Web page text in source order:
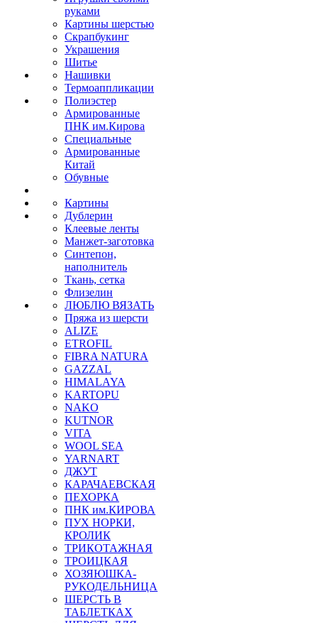
руками
Картины шерстью
Скрапбукинг
Украшения
Шитье
Нашивки
Термоаппликации
Полиэстер
Армированные
ПНК им.Кирова
Специальные
Армированные
Китай
Обувные
Картины
Дублерин
Клеевые ленты
Манжет-заготовка
Синтепон,
наполнитель
Ткань, сетка
Флизелин
ЛЮБЛЮ ВЯЗАТЬ
Пряжа из шерсти
ALIZE
ETROFIL
FIBRA NATURA
GAZZAL
HIMALAYA
KARTOPU
NAKO
KUTNOR
VITA
WOOL SEA
YARNART
ДЖУТ
КАРАЧАЕВСКАЯ
ПЕХОРКА
ПНК им.КИРОВА
ПУХ НОРКИ,
КРОЛИК
ТРИКОТАЖНАЯ
ТРОИЦКАЯ
ХОЗЯЮШКА-
РУКОДЕЛЬНИЦА
ШЕРСТЬ В
ТАБЛЕТКАХ